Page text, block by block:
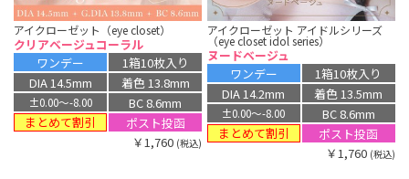
アイクローゼット（eye closet）
クリアベージュコーラル
ワンデー
1箱10枚入り
DIA 14.5mm
着色 13.8mm
±0.00〜-8.00
BC 8.6mm
まとめて割引
ポスト投函
￥1,760 (税込)
アイクローゼット アイドルシリーズ
（eye closet idol series）
ヌードベージュ
ワンデー
1箱10枚入り
DIA 14.2mm
着色 13.5mm
±0.00〜-8.00
BC 8.6mm
まとめて割引
ポスト投函
￥1,760 (税込)